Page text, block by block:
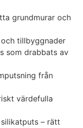
grundmurar och
tillbyggnader
som drabbats av
från
värdefulla
– rätt